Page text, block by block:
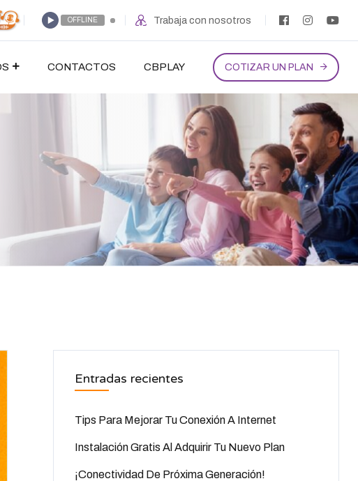
OFFLINE Trabaja con nosotros
CONTACTOS CBPLAY COTIZAR UN PLAN
Entradas recientes
Tips Para Mejorar Tu Conexión A Internet
Instalación Gratis Al Adquirir Tu Nuevo Plan
¡Conectividad De Próxima Generación!